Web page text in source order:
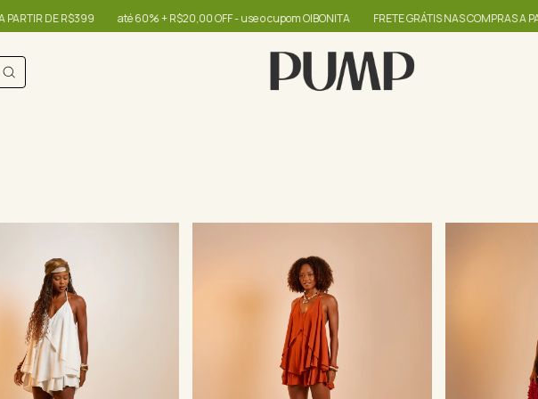
até 60% + R$20,00 OFF - use o cupom OIBONITA FRETE GRÁTIS NAS COMPRAS A PARTIR DE R$399